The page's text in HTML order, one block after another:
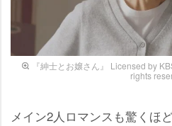
『紳士とお嬢さん』 Licensed by
rights
メイン2人ロマンスも驚くほ